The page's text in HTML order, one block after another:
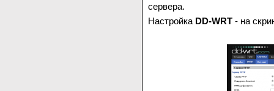
сервера.
Настройка DD-WRT - на